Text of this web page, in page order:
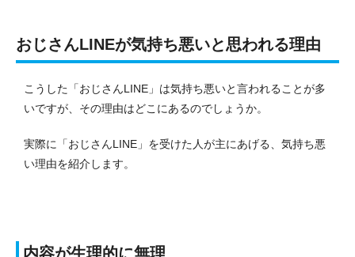
おじさんLINEが気持ち悪いと思われる理由
こうした「おじさんLINE」は気持ち悪いと言われることが多
いですが、その理由はどこにあるのでしょうか。
実際に「おじさんLINE」を受けた人が主にあげる、気持ち悪
い理由を紹介します。
内容が生理的に無理